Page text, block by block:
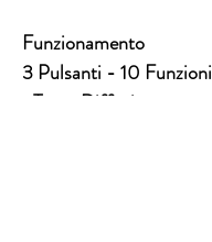
Funzionamento
3 Pulsanti - 10 Funzioni
• Tasto Diffusione